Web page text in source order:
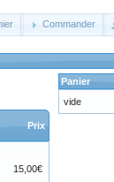
Commander
Prix
15,00€
Panier
vide